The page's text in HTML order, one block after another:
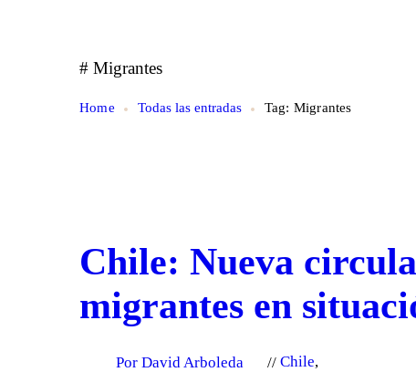
# Migrantes
Home Todas las entradas Tag: Migrantes
Chile: Nueva
migrantes en
Por David Arboleda Chile,